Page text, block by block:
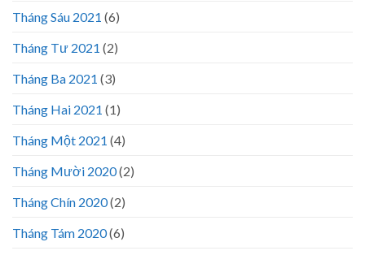
Tháng Sáu 2021 (6)
Tháng Tư 2021 (2)
Tháng Ba 2021 (3)
Tháng Hai 2021 (1)
Tháng Một 2021 (4)
Tháng Mười 2020(2)
Tháng Chín 2020(2)
Tháng Tám 2020(6)